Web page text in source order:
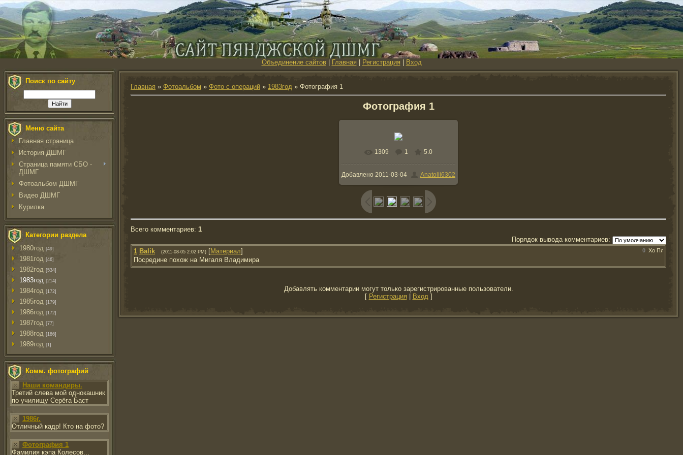
Объединение сайтов| Главная Регистрация Вход
Поиск по сайту
Меню сайта
Главная страница
История ДШМГ
Страница памяти СБО -
ДШМГ
Фотоальбом ДШМГ
Видео ДШМГ
Курилка
Категории раздела
1980год [49]
1981год [46]
1982год [534]
1983год [214]
1984год [172]
1985год [179]
1986год [172]
1987год [77]
1988год [186]
1989год [1]
Комм. фотографий
Наши командиры.
Третий слева мой однокашник
по училищу Серёга Баст
1986г.
Отличный кадр! Кто на фото?
Фотография 1
Фамилия кэпа Колесов...
Главная » Фотоальбом » Фото с операций » 1983год » Фотография 1
Фотография 1
В реальном размере 1200x1600
/ 145.2Kb
1309 1 5.0
Добавлено 2011-03-04 Anatolii6302
Всего комментариев: 1
Порядок вывода комментариев:
0
1 Balik (2011-08-05 2:02 PM) [Материал]
Посредине похож на Мигаля Владимира
Добавлять комментарии могут только зарегистрированные пользователи.
[ Регистрация Вход]